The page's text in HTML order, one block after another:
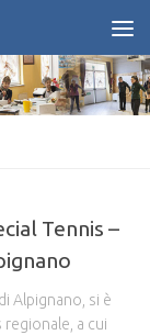
Tennis –
Alpignano, si è
a cui